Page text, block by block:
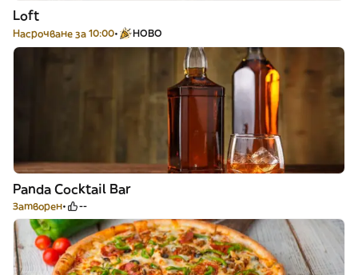
Loft
Насрочване за 10:00 НОВО
Panda Cocktail Bar
Затворен --